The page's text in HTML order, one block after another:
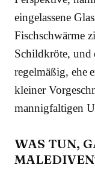
eingelassene
Fischschwärme
Schildkröte, und
regelmäßig, ehe
kleiner
mannigfaltigen
WAS TUN,